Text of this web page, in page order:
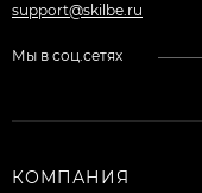
support@skilbe.ru
Мы в соц.сетях
КОМПАНИЯ